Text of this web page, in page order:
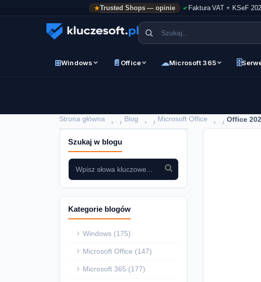
Trusted Shops — opinie Faktura VAT + KSeF
⊞Windows 📄 Office ☁Microsoft 365 🗄
Strona główna › Blog › Microsoft Office › Office
Szukaj w blogu
Kategorie blogów
Windows (175)
Microsoft Office (147)
Microsoft 365 (177)